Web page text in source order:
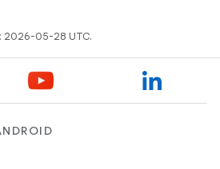
2026-05-28 UTC.